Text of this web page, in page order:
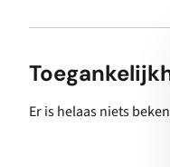
Er is helaas niets